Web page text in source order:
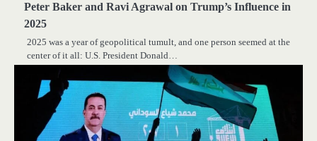
Peter Baker and Ravi Agrawal on Trump’s Influence in
2025
2025 was a year of geopolitical tumult, and one person seemed at the
center of it all: U.S. President Donald…